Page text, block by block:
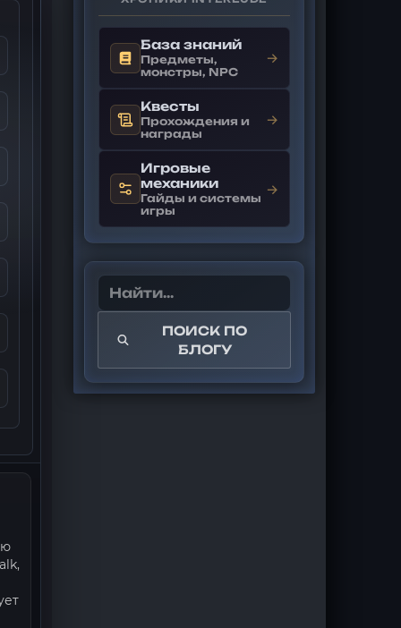
База знаний
Предметы,
монстры, NPC
→
Квесты
Прохождения и
награды
→
Игровые
механики
Гайды и системы
игры
→
ПОИСК ПО
БЛОГУ